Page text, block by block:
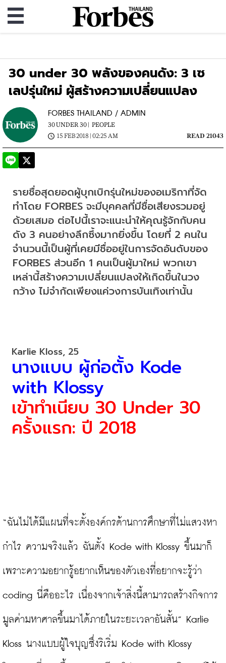
30 under 30 พลังของคนดัง: 3 เซ
เลปรุ่นใหม่ ผู้สร้างความเปลี่ยนแปลง
FORBES THAILAND / ADMIN
30 UNDER 30 |
PEOPLE
15 FEB 2018 | 02:25 AM
READ 21043
รายชื่อสุดยอดผู้บุกเบิกรุ่นใหม่ของอเมริกาที่จัด
ทำโดย FORBES จะมีบุคคลที่มีชื่อเสียงรวมอยู่
ด้วยเสมอ ต่อไปนี้เราจะแนะนำให้คุณรู้จักกับคน
ดัง 3 คนอย่างลึกซึ้งมากยิ่งขึ้น โดยที่ 2 คนใน
จำนวนนี้เป็นผู้ที่เคยมีชื่ออยู่ในการจัดอันดับของ
FORBES ส่วนอีก 1 คนเป็นผู้มาใหม่ พวกเขา
เหล่านี้สร้างความเปลี่ยนแปลงให้เกิดขึ้นในวง
กว้าง ไม่จำกัดเพียงแค่วงการบันเทิงเท่านั้น
นางแบบ ผู้ก่อตั้ง Kode
with Klossy
เข้าทำเนียบ 30 Under 30
ครั้งแรก: ปี 2018
“ฉันไม่ได้มีแผนที่จะตั้งองค์กรด้านการศึกษาที่ไม่แสวงหา
กำไร ความจริงแล้ว ฉันตั้ง Kode with Klossy ขึ้นมาก็
เพราะความอยากรู้อยากเห็นของตัวเองที่อยากจะรู้ว่า
coding นี่คืออะไร เนื่องจากเจ้าสิ่งนี้สามารถสร้างกิจการ
มูลค่ามหาศาลขึ้นมาได้ภายในระยะเวลาอันสั้น” Karlie
Kloss นางแบบผู้ใจบุญซึ่งริเริ่ม Kode with Klossy